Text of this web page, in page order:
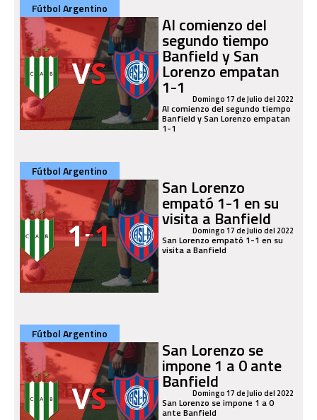
Fútbol Argentino
Al comienzo del
segundo tiempo
Banfield y San
Lorenzo empatan
1-1 Domingo 17 de Julio del 2022
Al comienzo del segundo tiempo
Banfield y San Lorenzo empatan
1-1
Fútbol Argentino
San Lorenzo
empató 1-1 en su
visita a Banfield
Domingo 17 de Julio del 2022
San Lorenzo empató 1-1 en su
visita a Banfield
Fútbol Argentino
San Lorenzo se
impone 1 a 0 ante
BanfieldDomingo 17 de Julio del 2022
San Lorenzo se impone 1 a 0
ante Banfield